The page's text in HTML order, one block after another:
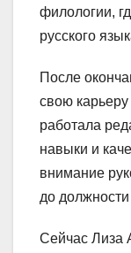
филологии,
русского
После
свою карьеру
работала
навыки и
внимание
до должности
Сейчас Лиза